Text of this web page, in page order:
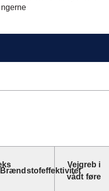
Brændstofeffektivitet
Vejgreb i
vådt føre